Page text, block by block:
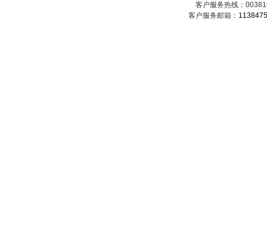
客户服务热线：
客户服务邮箱：